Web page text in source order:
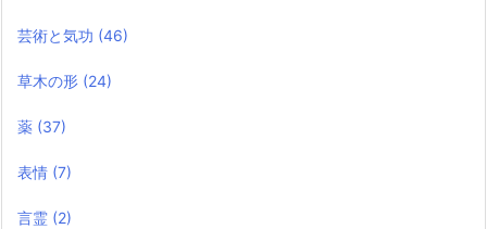
芸術と気功 (46)
草木の形 (24)
薬 (37)
表情 (7)
言霊 (2)